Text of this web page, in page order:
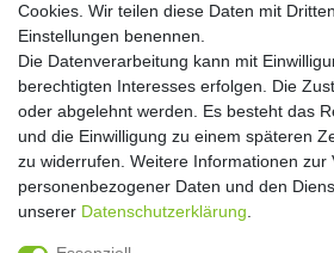
** Hierbei
Widerrufs­recht
Daten­schutz­erklärung AGB
Cookies. Wir teilen diese Daten mit
Einstellungen benennen.
Die Datenverarbeitung kann mit
berechtigten Interesses erfolgen. Die
oder abgelehnt werden. Es besteht das
und die Einwilligung zu einem späteren
zu widerrufen. Weitere Informationen zur
personenbezogener Daten und den
unserer Daten­schutz­erklärung
Copyright 2016 | Dekushop.de | Alle